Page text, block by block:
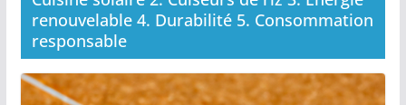
renouvelable 4. Durabilité 5. Consommation
responsable